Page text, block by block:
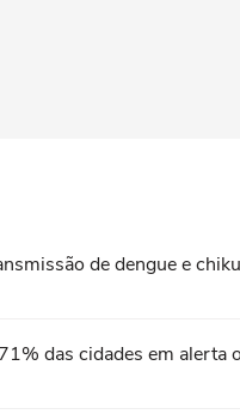
de dengue e
das cidades em alerta